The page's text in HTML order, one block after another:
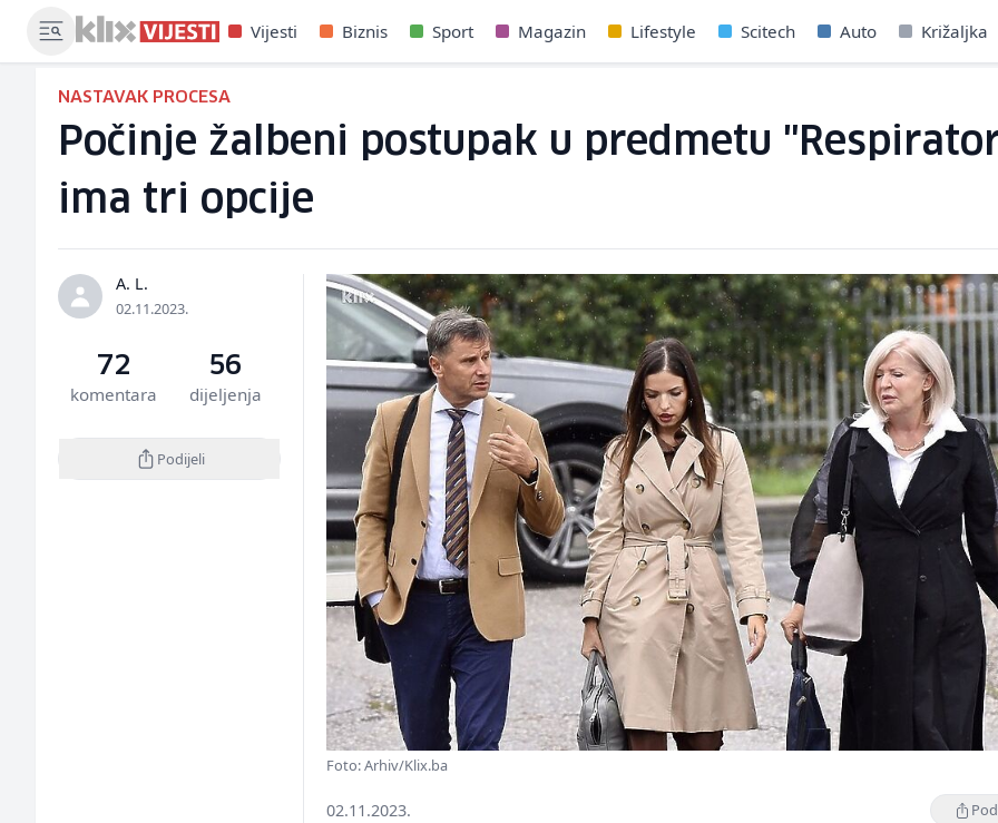
Vijesti Biznis Sport Magazin Lifestyle Scitech Auto Križaljka
NASTAVAK PROCESA
Počinje žalbeni postupak u predmetu
ima tri opcije
A. L.
02.11.2023.
72
komentara
56
dijeljenja
Podijeli
Foto: Arhiv/Klix.ba
02.11.2023.